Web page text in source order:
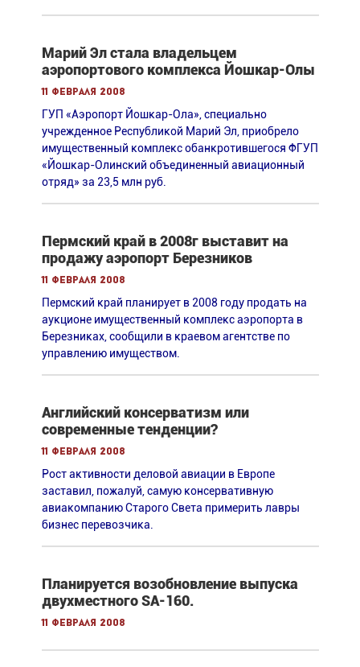
Марий Эл стала владельцем
аэропортового комплекса Йошкар-Олы
11 февраля 2008
ГУП «Аэропорт Йошкар-Ола», специально
учрежденное Республикой Марий Эл, приобрело
имущественный комплекс обанкротившегося ФГУП
«Йошкар-Олинский объединенный авиационный
отряд» за 23,5 млн руб.
Пермский край в 2008г выставит на
продажу аэропорт Березников
11 февраля 2008
Пермский край планирует в 2008 году продать на
аукционе имущественный комплекс аэропорта в
Березниках, сообщили в краевом агентстве по
управлению имуществом.
Английский консерватизм или
современные тенденции?
11 февраля 2008
Рост активности деловой авиации в Европе
заставил, пожалуй, самую консервативную
авиакомпанию Старого Света примерить лавры
бизнес перевозчика.
Планируется возобновление выпуска
двухместного SA-160.
11 февраля 2008